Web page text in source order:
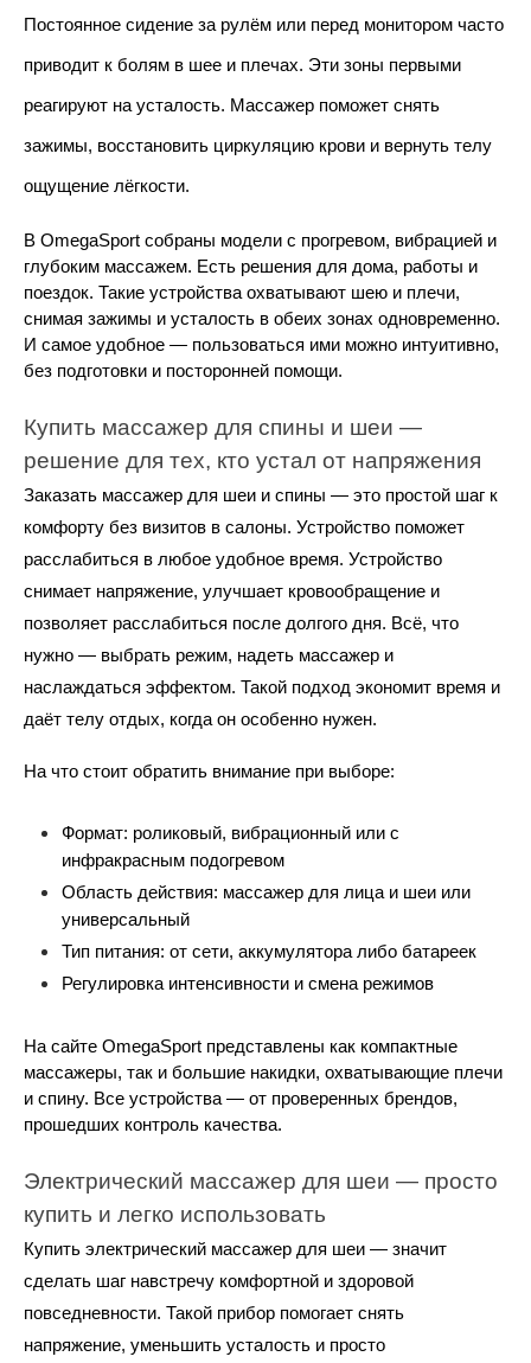
Постоянное сидение за рулём или перед монитором часто
приводит к болям в шее и плечах. Эти зоны первыми
реагируют на усталость. Массажер поможет снять
зажимы, восстановить циркуляцию крови и вернуть телу
ощущение лёгкости.
В OmegaSport собраны модели с прогревом, вибрацией и
глубоким массажем. Есть решения для дома, работы и
поездок. Такие устройства охватывают шею и плечи,
снимая зажимы и усталость в обеих зонах одновременно.
И самое удобное — пользоваться ими можно интуитивно,
без подготовки и посторонней помощи.
Купить массажер для спины и шеи —
решение для тех, кто устал от напряжения
Заказать массажер для шеи и спины — это простой шаг к
комфорту без визитов в салоны. Устройство поможет
расслабиться в любое удобное время. Устройство
снимает напряжение, улучшает кровообращение и
позволяет расслабиться после долгого дня. Всё, что
нужно — выбрать режим, надеть массажер и
наслаждаться эффектом. Такой подход экономит время и
даёт телу отдых, когда он особенно нужен.
На что стоит обратить внимание при выборе:
Формат: роликовый, вибрационный или с
инфракрасным подогревом
Область действия: массажер для лица и шеи или
универсальный
Тип питания: от сети, аккумулятора либо батареек
Регулировка интенсивности и смена режимов
На сайте OmegaSport представлены как компактные
массажеры, так и большие накидки, охватывающие плечи
и спину. Все устройства — от проверенных брендов,
прошедших контроль качества.
Электрический массажер для шеи — просто
купить и легко использовать
Купить электрический массажер для шеи — значит
сделать шаг навстречу комфортной и здоровой
повседневности. Такой прибор помогает снять
напряжение, уменьшить усталость и просто